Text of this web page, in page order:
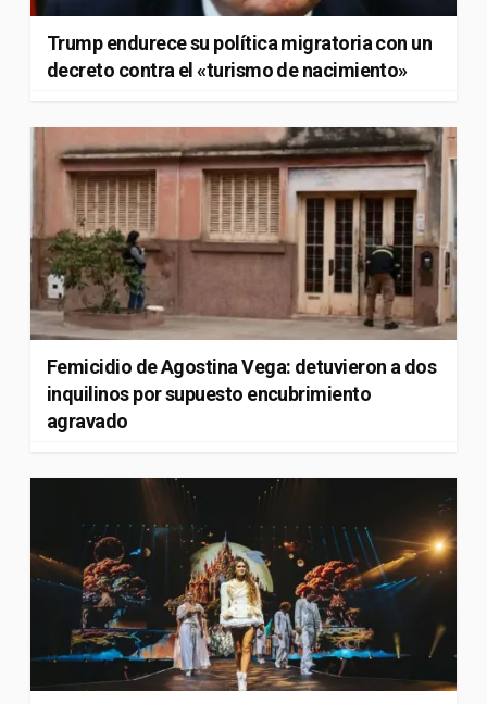
Trump endurece su política migratoria con un
decreto contra el «turismo de nacimiento»
Femicidio de Agostina Vega: detuvieron a dos
inquilinos por supuesto encubrimiento
agravado